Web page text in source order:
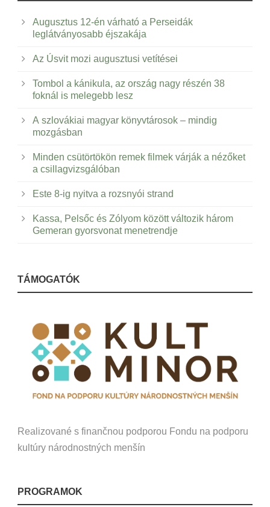
Augusztus 12-én várható a Perseidák
leglátványosabb éjszakája
Az Úsvit mozi augusztusi vetítései
Tombol a kánikula, az ország nagy részén 38
foknál is melegebb lesz
A szlovákiai magyar könyvtárosok – mindig
mozgásban
Minden csütörtökön remek filmek várják a nézőket
a csillagvizsgálóban
Este 8-ig nyitva a rozsnyói strand
Kassa, Pelsőc és Zólyom között változik három
Gemeran gyorsvonat menetrendje
TÁMOGATÓK
Realizované s finančnou podporou Fondu na podporu
kultúry národnostných menšín
PROGRAMOK